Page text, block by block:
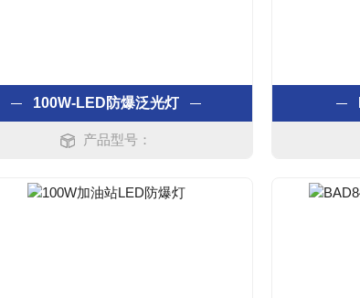
100W-LED防爆泛光灯
产品型号：